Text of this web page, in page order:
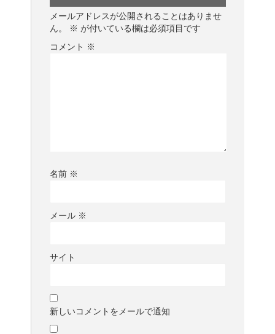
メールアドレスが公開されることはありませ
ん。
※ が付いている欄は必須項目です
コメント ※
名前 ※
メール ※
サイト
新しいコメントをメールで通知